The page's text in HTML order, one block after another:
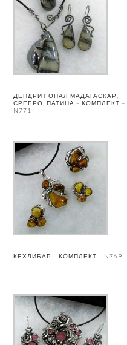
ДЕНДРИТ ОПАЛ МАДАГАСКАР,
СРЕБРО, ПАТИНА – КОМПЛЕКТ –
N771
КЕХЛИБАР – КОМПЛЕКТ – N769